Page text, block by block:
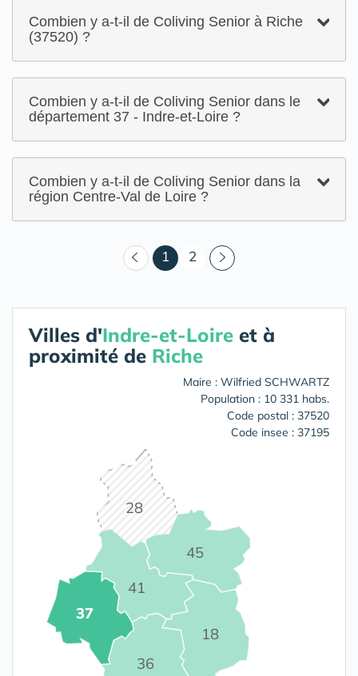
Combien y a-t-il de Coliving Senior à Riche
(37520) ?
Combien y a-t-il de Coliving Senior dans le
département 37 - Indre-et-Loire ?
Combien y a-t-il de Coliving Senior dans la
région Centre-Val de Loire ?
1 (courant)
2
Villes d'Indre-et-Loire et à
proximité de Riche
Maire : Wilfried SCHWARTZ
Population : 10 331 habs.
Code postal : 37520
Code insee : 37195
18
28
36
37
41
45